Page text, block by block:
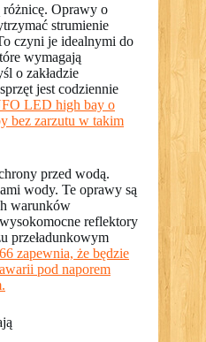
Oprawy o
strumienie
czyni je idealnymi do
wymagają
o zakładzie
jest codziennie
LED high bay o
bez zarzutu w takim
przed wodą.
wody. Te oprawy są
warunków
reflektory
przeładunkowym
zapewnia, że będzie
pod naporem